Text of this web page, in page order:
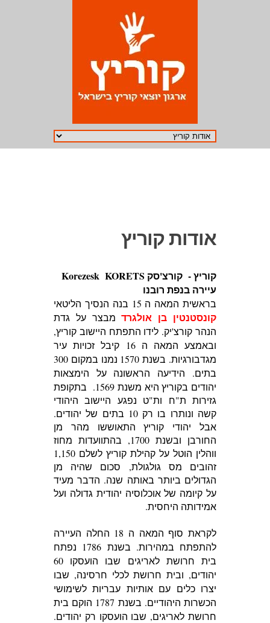
אודות קוריץ
קוריץ - קורצ'סק Korezesk KORETS
עיירה בנפת רובנו
בראשית המאה ה 15 בנה הנסיך הליטאי
קונסטנטין בן אולגרדמבצר על גדת
הנהר קורצ'יק. לידו התפתח היישוב קוריץ,
ובאמצע המאה ה 16 קיבל זכויות עיר
מגדבורגיות. בשנת 1570 נמנו במקום 300
בתים. הידיעה הראשונה על הימצאות
יהודים בקוריץ היא משנת 1569.
בתקופת
גזירות ת"ח ות"ט נפגע היישוב היהודי
קשה ונותרו בו רק 10 בתים של יהודים.
אבל יהודי קוריץ התאוששו מהר מן
החורבן ובשנת 1700, בהתוועדות מחוז
ווהלין הוטל על קהילת קוריץ לשלם 1,150
זהובים מס גולגולת, סכום שהיה מן
הגדולים ביותר באותה שנה. הדבר מעיד
על קיומה של אוכלוסיה יהודית גדולה ועל
אמידותה היחסית.
לקראת סוף המאה ה 18 החלה העיירה
להתפתח במהירות. בשנת 1786 נפתח
בית חרושת לאריגים שבו הועסקו 60
יהודים, ובית חרושת לכלי חרסינה, שבו
יצרו כלים עם אותיות עבריות לשימושי
הכשרות היהודיים. בשנת 1787 הוקם בית
חרושת לאריגים, שבו הועסקו רק יהודים.